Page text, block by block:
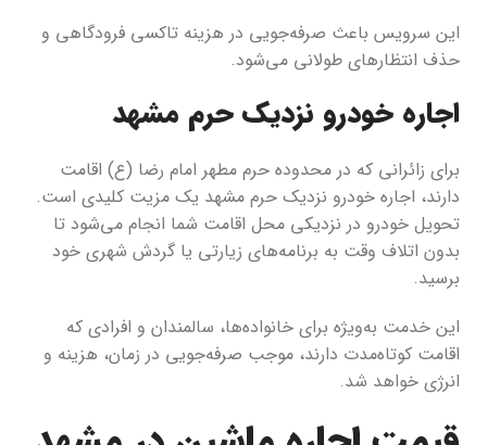
این سرویس باعث صرفه‌جویی در هزینه تاکسی فرودگاهی و
حذف انتظارهای طولانی می‌شود.
اجاره خودرو نزدیک حرم مشهد
برای زائرانی که در محدوده حرم مطهر امام رضا (ع) اقامت
دارند، اجاره خودرو نزدیک حرم مشهد یک مزیت کلیدی است.
تحویل خودرو در نزدیکی محل اقامت شما انجام می‌شود تا
بدون اتلاف وقت به برنامه‌های زیارتی یا گردش شهری خود
برسید.
این خدمت به‌ویژه برای خانواده‌ها، سالمندان و افرادی که
اقامت کوتاه‌مدت دارند، موجب صرفه‌جویی در زمان، هزینه و
انرژی خواهد شد.